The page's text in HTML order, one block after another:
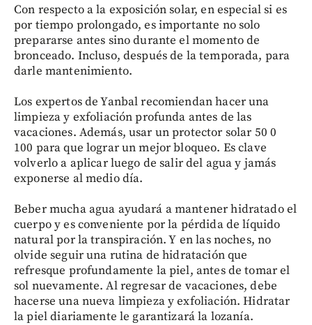
Con respecto a la exposición solar, en especial si es
por tiempo prolongado, es importante no solo
prepararse antes sino durante el momento de
bronceado. Incluso, después de la temporada, para
darle mantenimiento.
Los expertos de Yanbal recomiendan hacer una
limpieza y exfoliación profunda antes de las
vacaciones. Además, usar un protector solar 50 0
100 para que lograr un mejor bloqueo. Es clave
volverlo a aplicar luego de salir del agua y jamás
exponerse al medio día.
Beber mucha agua ayudará a mantener hidratado el
cuerpo y es conveniente por la pérdida de líquido
natural por la transpiración. Y en las noches, no
olvide seguir una rutina de hidratación que
refresque profundamente la piel, antes de tomar el
sol nuevamente. Al regresar de vacaciones, debe
hacerse una nueva limpieza y exfoliación. Hidratar
la piel diariamente le garantizará la lozanía.